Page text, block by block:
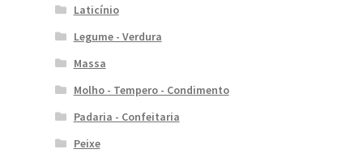
Laticínio
Legume - Verdura
Massa
Molho - Tempero - Condimento
Padaria - Confeitaria
Peixe